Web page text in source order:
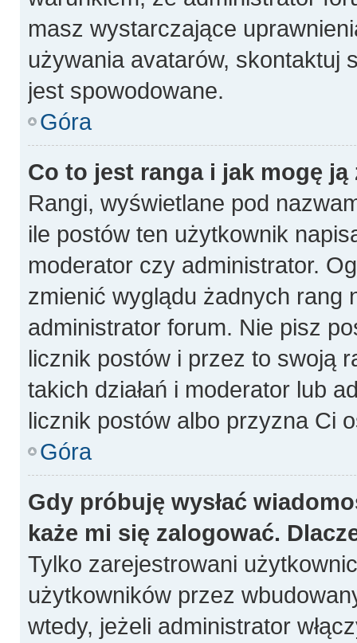
masz wystarczające
używania avatarów, skontaktuj
jest spowodowane.
Góra
Co to jest ranga i jak mogę ją
Rangi, wyświetlane pod
ile postów ten użytkownik
moderator czy administrator.
zmienić wyglądu żadnych rang
administrator forum. Nie pisz
licznik postów i przez to swoją
takich działań i moderator lub
licznik postów albo przyzna Ci
Góra
Gdy próbuję wysłać
każe mi się zalogować.
Tylko zarejestrowani
użytkowników przez
wtedy, jeżeli administrator